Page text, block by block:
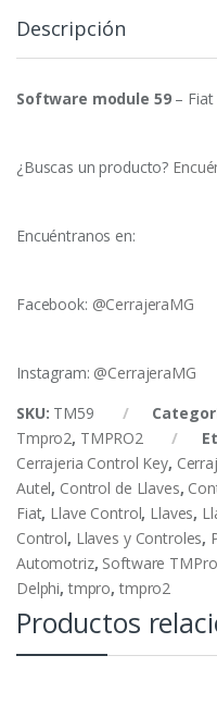
cantidad
Descripción
Software module 59 –
¿Buscas un producto?
Encuéntranos en:
Facebook: @CerrajeraMG
Instagram: @CerrajeraMG
SKU: TM59
Tmpro2, TMPRO2
Cerrajeria Control Key,
Autel, Control de Llaves,
Fiat, Llave Control, Llaves,
Control, Llaves y Controles,
Automotriz, Software TMPro
Delphi, tmpro, tmpro2
Productos